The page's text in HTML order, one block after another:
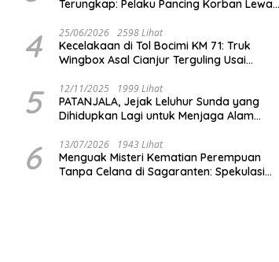
Terungkap: Pelaku Pancing Korban Lewat
4 25/06/2026 2598 Lihat
Kecelakaan di Tol Bocimi KM 71: Truk
Wingbox Asal Cianjur Terguling Usai
RS Sekarwangi
5 12/11/2025 1999 Lihat
PATANJALA, Jejak Leluhur Sunda yang
Dihidupkan Lagi untuk Menjaga Alam
6 13/07/2026 1943 Lihat
Menguak Misteri Kematian Perempuan
Tanpa Celana di Sagaranten: Spekulasi